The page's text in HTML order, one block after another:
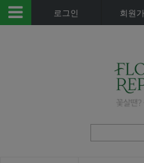
로그인 회원